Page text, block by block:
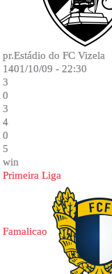
pr.Estádio do FC Vizela
1401/10/09 - 22:30
3
0
3
4
0
5
win
Primeira Liga
Famalicao